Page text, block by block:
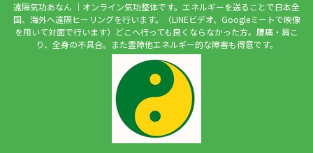
遠隔気功あなん ｜オンライン気功整体です。エネルギーを送ることで日本全
国、海外へ遠隔ヒーリングを行います。（LINEビデオ、Googleミートで映像
を用いて対面で行います）どこへ行っても良くならなかった方。腰痛・肩こ
り、全身の不具合。また霊障他エネルギー的な障害も得意です。